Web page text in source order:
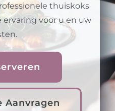
thuiskoks
voor u en uw
Aanvragen